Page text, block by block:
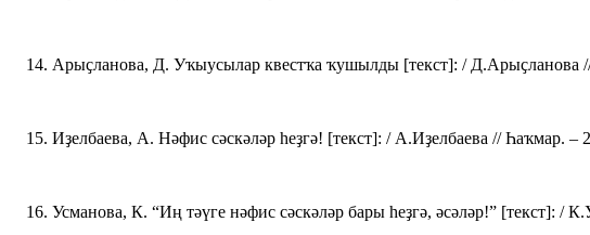
Арыҫланова, Д. Уҡыусылар квестҡа ҡушылды [текст]: / Д.Арыҫланова
Иҙелбаева, А. Нәфис сәскәләр һеҙгә! [текст]: / А.Иҙелбаева // Һаҡмар. –
Усманова, К. “Иң тәүге нәфис сәскәләр бары һеҙгә, әсәләр!” [текст]: /